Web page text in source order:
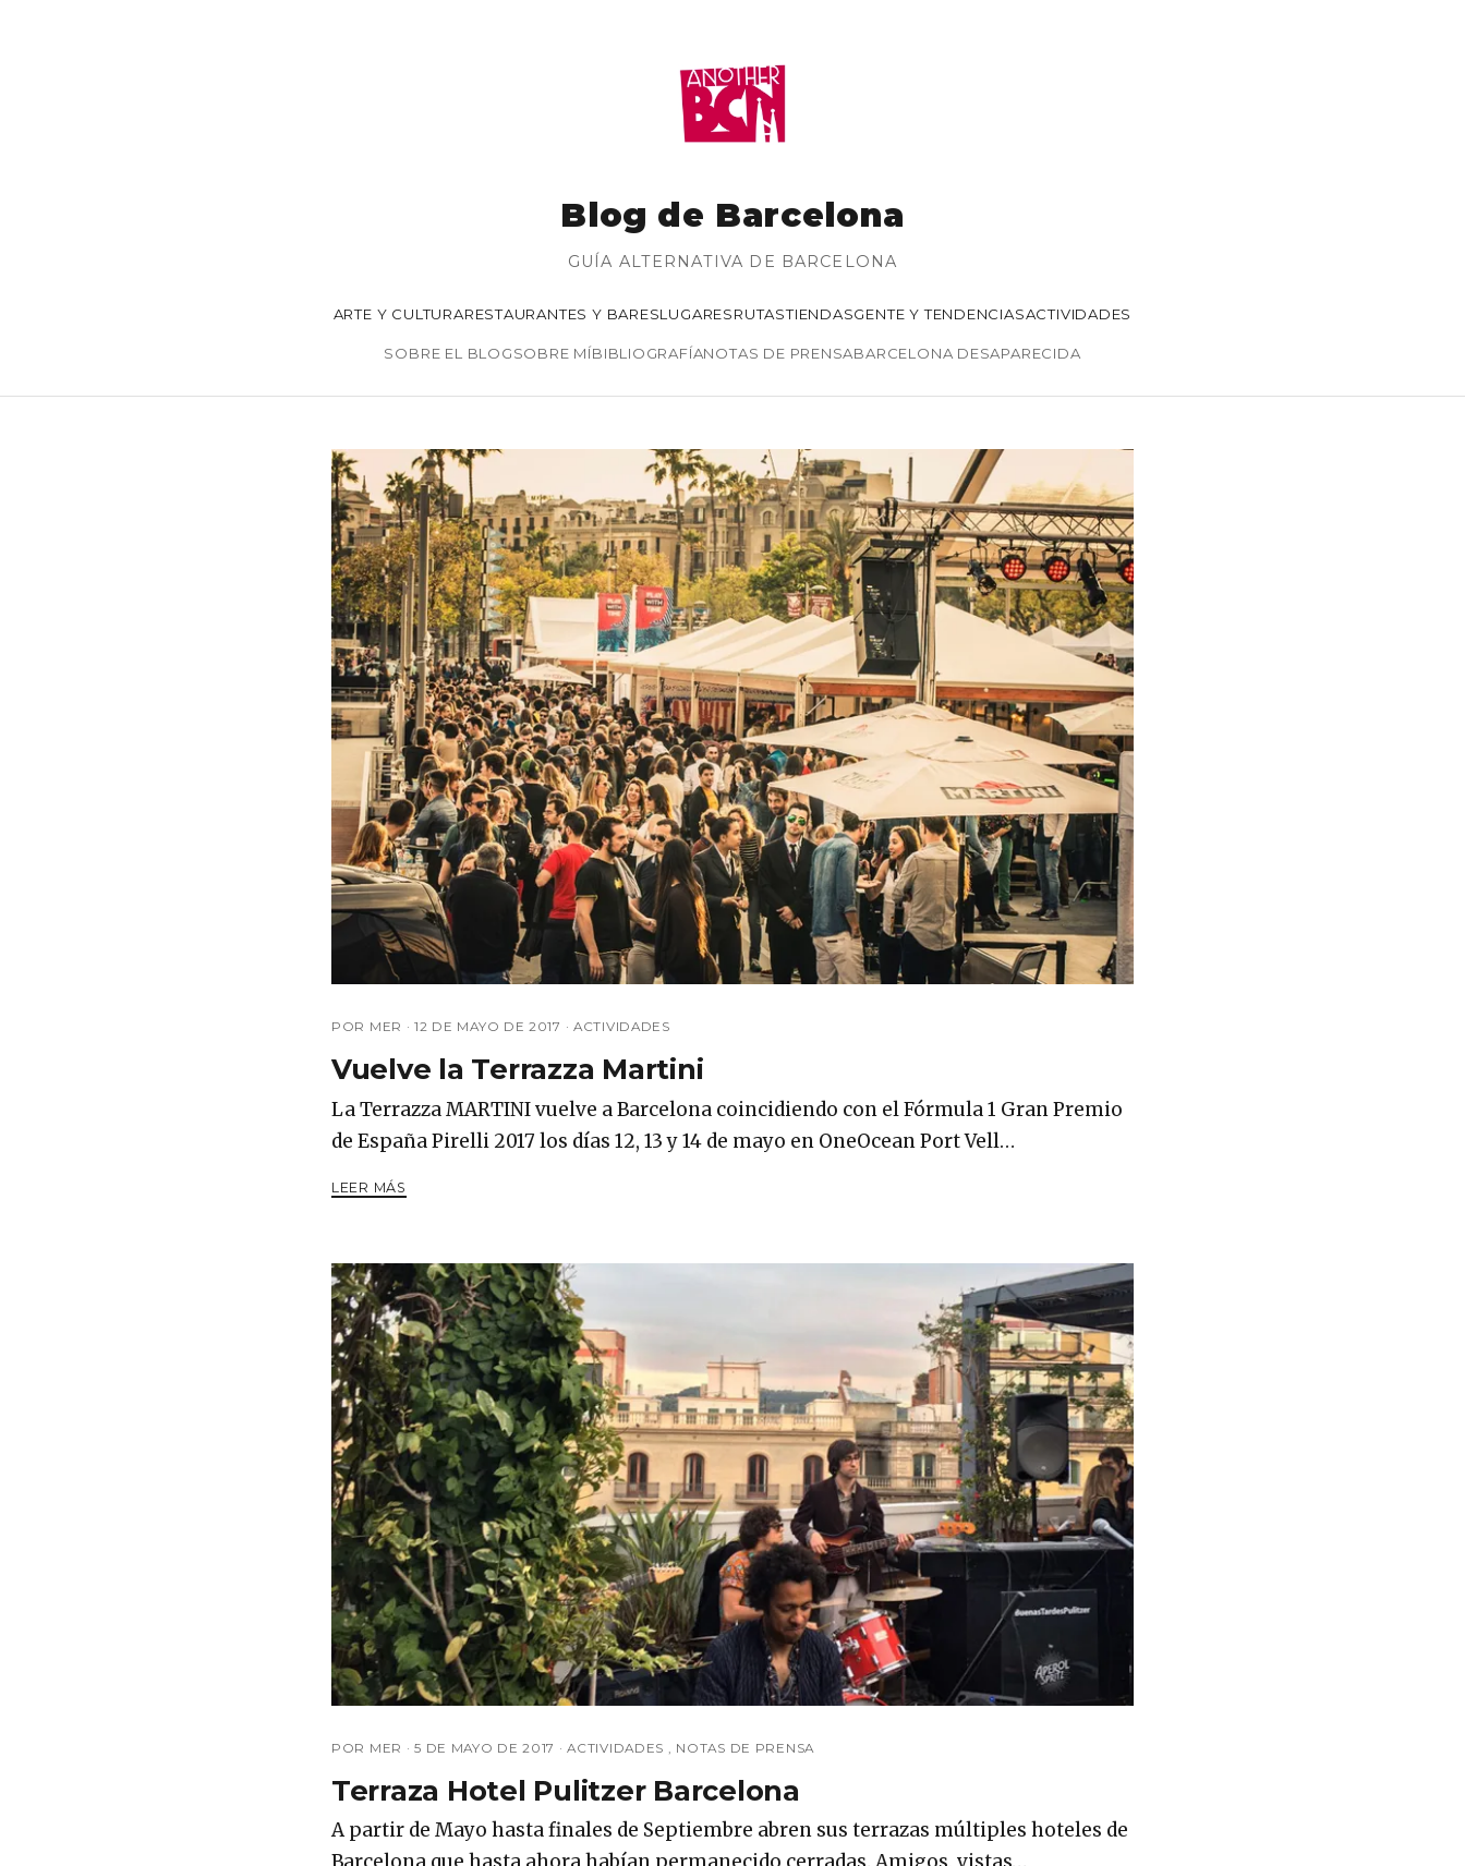
Blog de Barcelona
GUÍA ALTERNATIVA DE BARCELONA
ARTE Y CULTURARESTAURANTES Y BARESLUGARESRUTASTIENDASGENTE Y TENDENCIASACTIVIDADES
SOBRE EL BLOGSOBRE MÍBIBLIOGRAFÍANOTAS DE PRENSABARCELONA DESAPARECIDA
POR MER ·12 DE MAYO DE 2017 ·ACTIVIDADES
Vuelve la Terrazza Martini
La Terrazza MARTINI vuelve a Barcelona coincidiendo con el Fórmula 1 Gran Premio
de España Pirelli 2017 los días 12, 13 y 14 de mayo en OneOcean Port Vell…
LEER MÁS
POR MER ·5 DE MAYO DE 2017 ·ACTIVIDADES NOTAS DE PRENSA
Terraza Hotel Pulitzer Barcelona
A partir de Mayo hasta finales de Septiembre abren sus terrazas múltiples hoteles de